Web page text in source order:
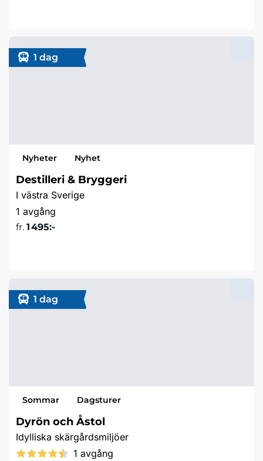
1 dag
Nyheter Nyhet
Destilleri & Bryggeri
I västra Sverige
1 avgång
fr. 1 495:-
1 dag
Sommar Dagsturer
Dyrön och Åstol
Idylliska skärgårdsmiljöer
1 avgång